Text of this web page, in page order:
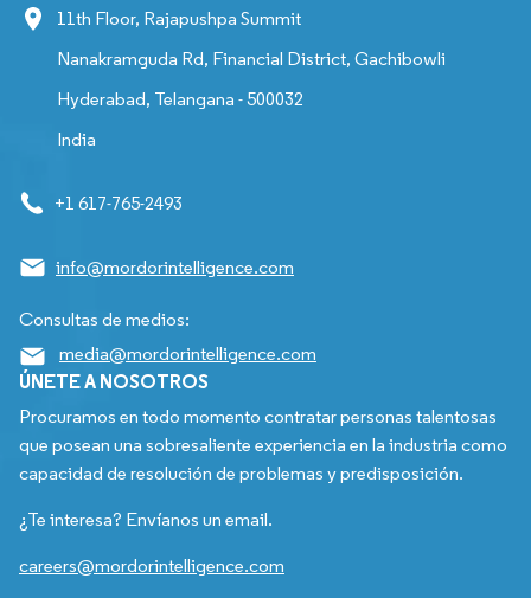
11th Floor, Rajapushpa Summit
Nanakramguda Rd, Financial District, Gachibowli
Hyderabad, Telangana - 500032
India
+1 617-765-2493
info@mordorintelligence.com
Consultas de medios:
media@mordorintelligence.com
ÚNETE A NOSOTROS
Procuramos en todo momento contratar personas talentosas
que posean una sobresaliente experiencia en la industria como
capacidad de resolución de problemas y predisposición.
¿Te interesa? Envíanos un email.
careers@mordorintelligence.com